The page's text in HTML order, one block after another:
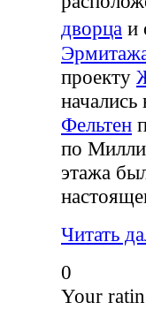
дворца и
проекту
Фельтен
по
этажа
Читать
0
Your